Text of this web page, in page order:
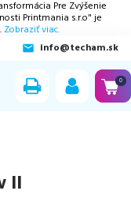
Pre Zvýšenie
Printmania s.r.o" je
Zobraziť viac.
info@techam.sk
0
II